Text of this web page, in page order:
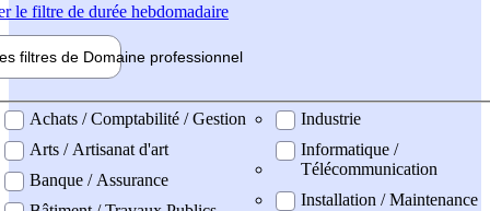
le filtre de durée hebdomadaire
filtres de Domaine professionnel
professionel
Achats / Comptabilité / Gestion
Arts / Artisanat d'art
Banque / Assurance
Industrie
Informatique /
Télécommunication
Installation / Maintenance